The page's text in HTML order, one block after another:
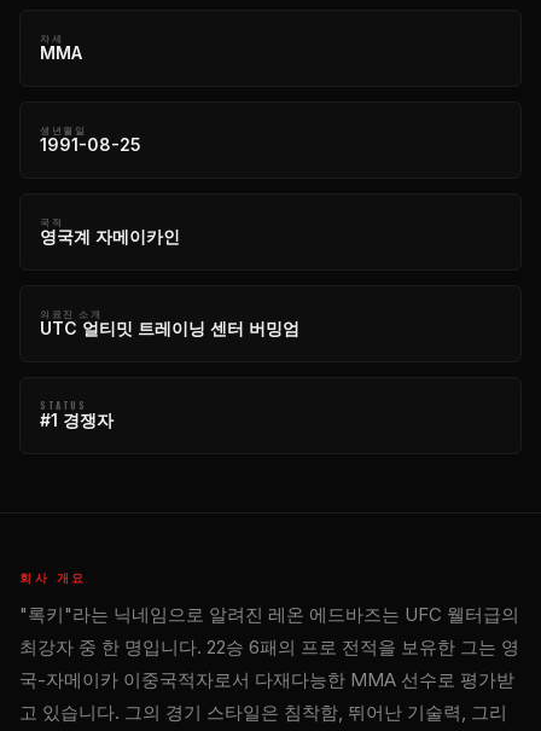
자세
MMA
생년월일
1991-08-25
국적
영국계 자메이카인
의료진 소개
UTC 얼티밋 트레이닝 센터 버밍엄
STATUS
#1 경쟁자
회사 개요
"록키"라는 닉네임으로 알려진 레온 에드바즈는 UFC 웰터급의
최강자 중 한 명입니다. 22승 6패의 프로 전적을 보유한 그는 영
국-자메이카 이중국적자로서 다재다능한 MMA 선수로 평가받
고 있습니다. 그의 경기 스타일은 침착함, 뛰어난 기술력, 그리